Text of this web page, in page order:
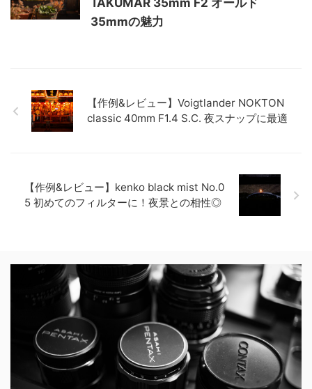
TAKUMAR 35mm F2 オールド
35mmの魅力
【作例&レビュー】Voigtlander NOKTON
classic 40mm F1.4 S.C. 夜スナップに最適
【作例&レビュー】kenko black mist No.0
5 初めてのフィルターに！夜景との相性◎